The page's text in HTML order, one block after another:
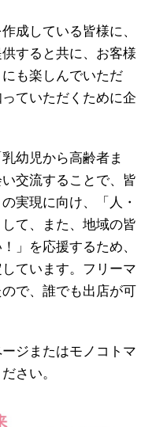
成している皆様に、
すると共に、お客様
も楽しんでいただ
ていただくために企
幼児から高齢者ま
交流することで、皆
実現に向け、「人・
て、また、地域の皆
」を応援するため、
ています。フリーマ
で、誰でも出店が可
ジまたはモノコトマ
さい。